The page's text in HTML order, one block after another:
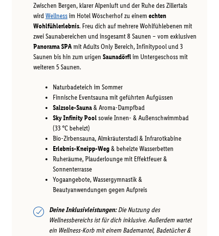
Zwischen Bergen, klarer Alpenluft und der Ruhe des Zillertals
wirdWellnessim Hotel Wöscherhof zu einem echten
Wohlfühlerlebnis. Freu dich auf mehrere Wohlfühlebenen mit
zwei Saunabereichen und insgesamt 8 Saunen – vom exklusiven
Panorama SPAmit Adults Only Bereich, Infinitypool und 3
Saunen bis hin zum urigen Saunadörflim Untergeschoss mit
weiteren 5 Saunen.
Naturbadeteich im Sommer
Finnische Eventsauna mit geführten Aufgüssen
Salzsole-Sauna& Aroma-Dampfbad
Sky Infinity Poolsowie Innen- & Außenschwimmbad
(33 °C beheizt)
Bio-Zirbensauna, Almkräuterstadl & Infrarotkabine
Erlebnis-Kneipp-Weg& beheizte Wasserbetten
Ruheräume, Plauderlounge mit Effektfeuer &
Sonnenterrasse
Yogaangebote, Wassergymnastik &
Beautyanwendungen gegen Aufpreis
Deine Inklusivleistungen:Die Nutzung des
Wellnessbereichs ist für dich inklusive. Außerdem wartet
ein Wellness-Korb mit einem Bademantel, Badetücher &